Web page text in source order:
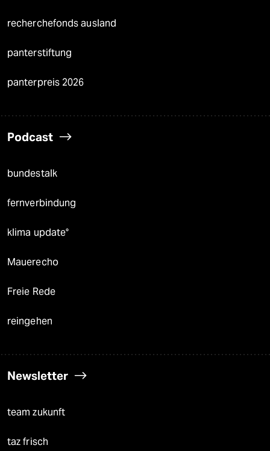
recherchefonds ausland
panterstiftung
panterpreis 2026
Podcast
bundestalk
fernverbindung
klima update°
Mauerecho
Freie Rede
reingehen
Newsletter
team zukunft
taz frisch